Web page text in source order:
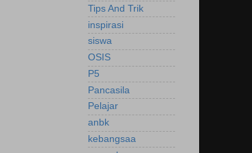
Tips And Trik
inspirasi
siswa
OSIS
P5
Pancasila
Pelajar
anbk
kebangsaa